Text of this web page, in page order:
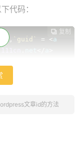
代码：
 复制
 复制
 复制
, `guid` = <a
111cn
`object_id` =
= '189' WHERE
文章id的方法